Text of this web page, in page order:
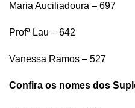
Maria Auciliadoura – 697
Profª Lau – 642
Vanessa Ramos – 527
Confira os nomes dos